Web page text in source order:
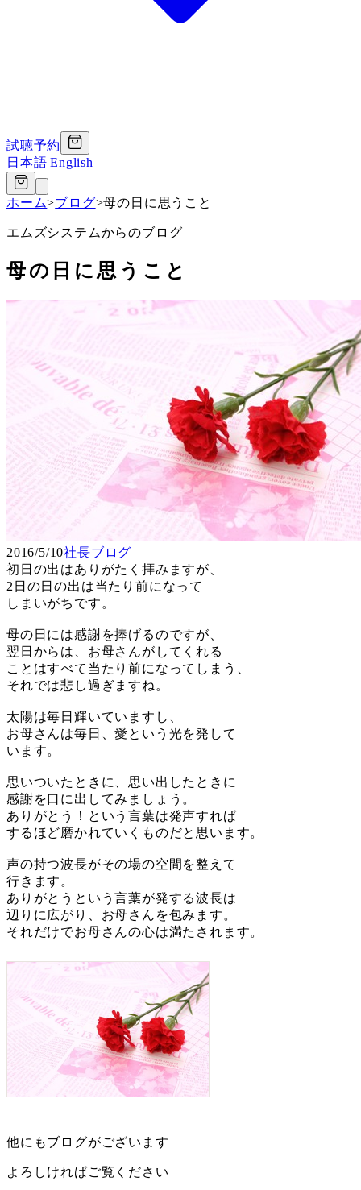
試聴予約
日本語|English
ホーム>ブログ>母の日に思うこと
エムズシステムからのブログ
母の日に思うこと
2016/5/10社長ブログ
初日の出はありがたく拝みますが、
2日の日の出は当たり前になって
しまいがちです。
母の日には感謝を捧げるのですが、
翌日からは、お母さんがしてくれる
ことはすべて当たり前になってしまう、
それでは悲し過ぎますね。
太陽は毎日輝いていますし、
お母さんは毎日、愛という光を発して
います。
思いついたときに、思い出したときに
感謝を口に出してみましょう。
ありがとう！という言葉は発声すれば
するほど磨かれていくものだと思います。
声の持つ波長がその場の空間を整えて
行きます。
ありがとうという言葉が発する波長は
辺りに広がり、お母さんを包みます。
それだけでお母さんの心は満たされます。
他にもブログがございます
よろしければご覧ください